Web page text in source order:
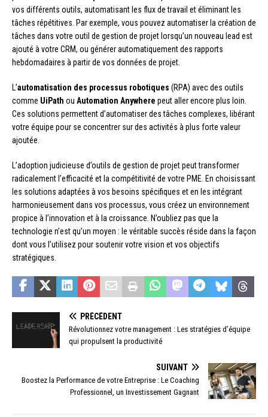
vos différents outils, automatisant les flux de travail et éliminant les
tâches répétitives. Par exemple, vous pouvez automatiser la création de
tâches dans votre outil de gestion de projet lorsqu’un nouveau lead est
ajouté à votre CRM, ou générer automatiquement des rapports
hebdomadaires à partir de vos données de projet.
L’automatisation des processus robotiques (RPA) avec des outils
comme UiPath ou Automation Anywhere peut aller encore plus loin.
Ces solutions permettent d’automatiser des tâches complexes, libérant
votre équipe pour se concentrer sur des activités à plus forte valeur
ajoutée.
L’adoption judicieuse d’outils de gestion de projet peut transformer
radicalement l’efficacité et la compétitivité de votre PME. En choisissant
les solutions adaptées à vos besoins spécifiques et en les intégrant
harmonieusement dans vos processus, vous créez un environnement
propice à l’innovation et à la croissance. N’oubliez pas que la
technologie n’est qu’un moyen : le véritable succès réside dans la façon
dont vous l’utilisez pour soutenir votre vision et vos objectifs
stratégiques.
PRÉCÉDENT
Révolutionnez votre management : Les stratégies d’équipe
qui propulsent la productivité
SUIVANT
Boostez la Performance de votre Entreprise : Le Coaching
Professionnel, un Investissement Gagnant